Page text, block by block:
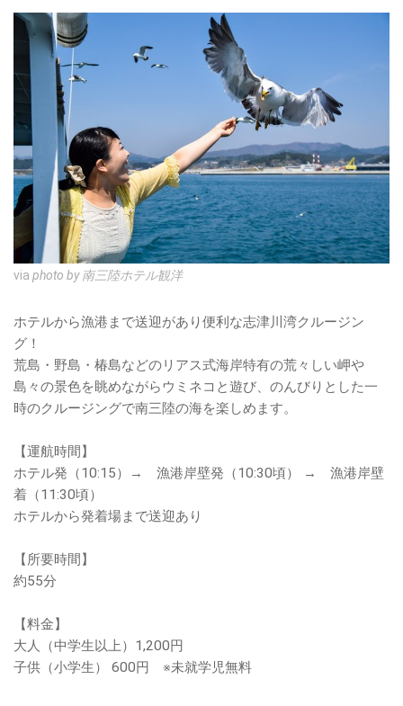
via photo by 南三陸ホテル観洋
ホテルから漁港まで送迎があり便利な志津川湾クルージン
グ！
荒島・野島・椿島などのリアス式海岸特有の荒々しい岬や
島々の景色を眺めながらウミネコと遊び、のんびりとした一
時のクルージングで南三陸の海を楽しめます。
【運航時間】
ホテル発（10:15）→ 漁港岸壁発（10:30頃） → 漁港岸壁
着（11:30頃）
ホテルから発着場まで送迎あり
【所要時間】
約55分
【料金】
大人（中学生以上）1,200円
子供（小学生） 600円 ※未就学児無料